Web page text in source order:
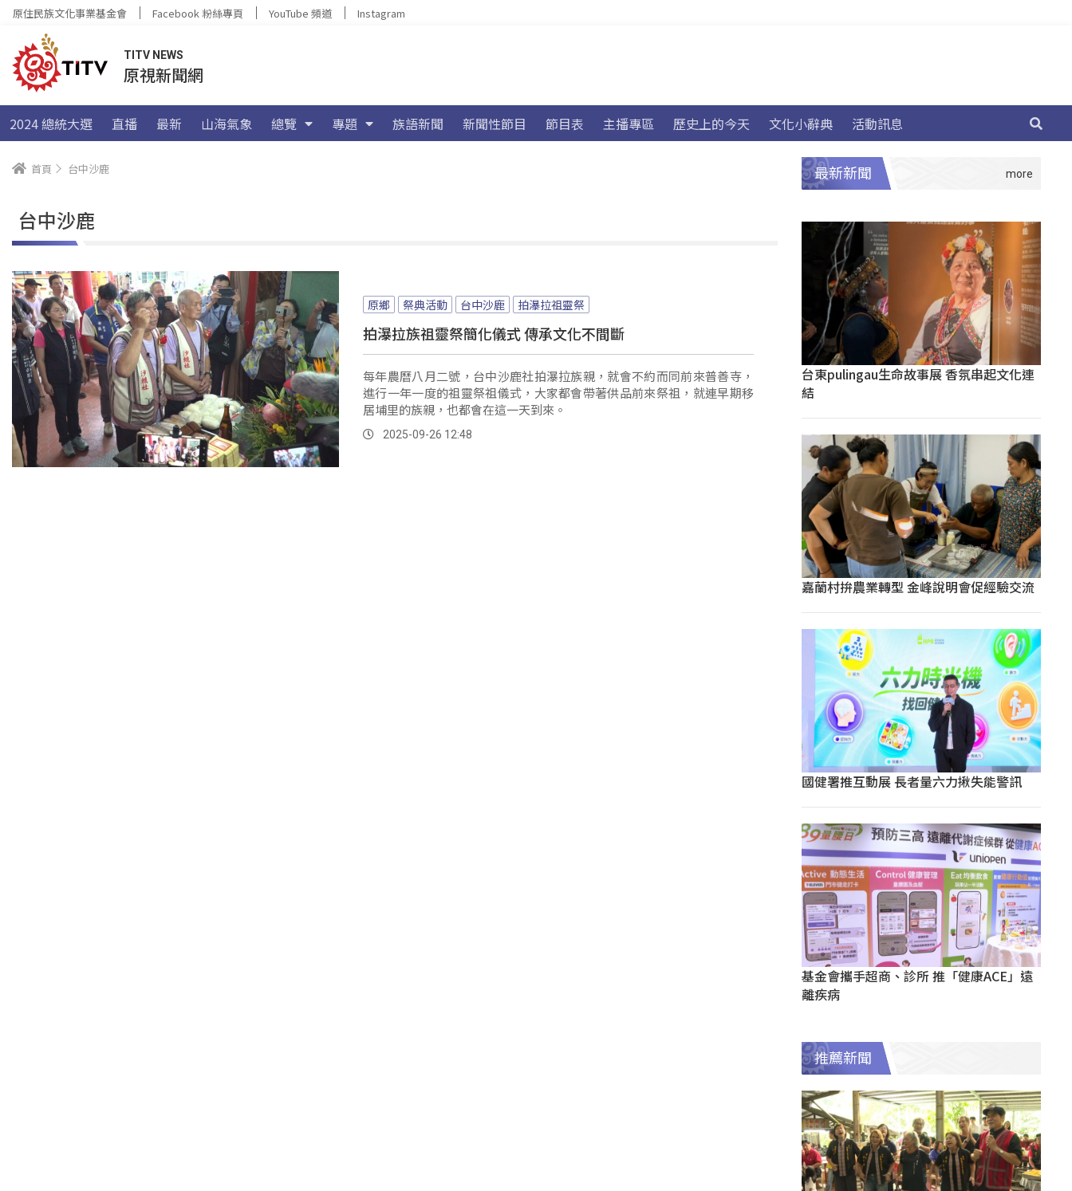
原住民族文化事業基金會 Facebook 粉絲專頁 YouTube 頻道 Instagram
TITV NEWS
原視新聞網
2024 總統大選 直播 最新 山海氣象 總覽 專題 族語新聞 新聞性節目 節目表 主播專區 歷史上的今天 文化小辭典 活動訊息
首頁 台中沙鹿
台中沙鹿
原鄉 祭典活動 台中沙鹿 拍瀑拉祖靈祭
拍瀑拉族祖靈祭簡化儀式 傳承文化不間斷
每年農曆八月二號，台中沙鹿社拍瀑拉族親，就會不約而同前來普善寺，
進行一年一度的祖靈祭祖儀式，大家都會帶著供品前來祭祖，就連早期移
居埔里的族親，也都會在這一天到來。
2025-09-26 12:48
最新新聞
台東pulingau生命故事展 香氛串起文化連
結
嘉蘭村拚農業轉型 金峰說明會促經驗交流
國健署推互動展 長者量六力揪失能警訊
基金會攜手超商、診所 推「健康ACE」遠
離疾病
推薦新聞